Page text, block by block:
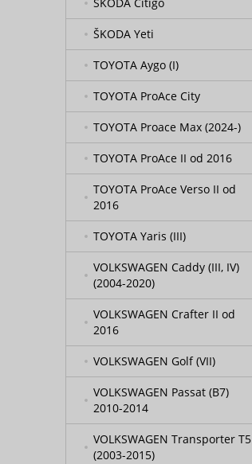
ŠKODA Yeti
TOYOTA Aygo (I)
TOYOTA ProAce City
TOYOTA Proace Max (2024-)
TOYOTA ProAce II od 2016
TOYOTA ProAce Verso II od
2016
TOYOTA Yaris (III)
VOLKSWAGEN Caddy (III, IV)
(2004-2020)
VOLKSWAGEN Crafter II od
2016
VOLKSWAGEN Golf (VII)
VOLKSWAGEN Passat (B7)
2010-2014
VOLKSWAGEN Transporter T5
(2003-2015)